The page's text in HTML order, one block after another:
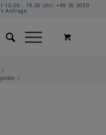
10.00 - 19.00 Uhr:+49 30 5050
Anfrage
/
/